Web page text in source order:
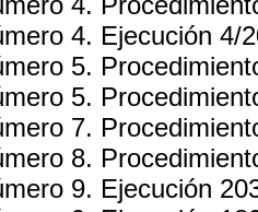
4. Ejecución 4/
5.
5.
7.
8.
9. Ejecución